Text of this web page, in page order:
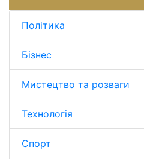
Політика
Бізнес
Мистецтво та розваги
Технологія
Спорт